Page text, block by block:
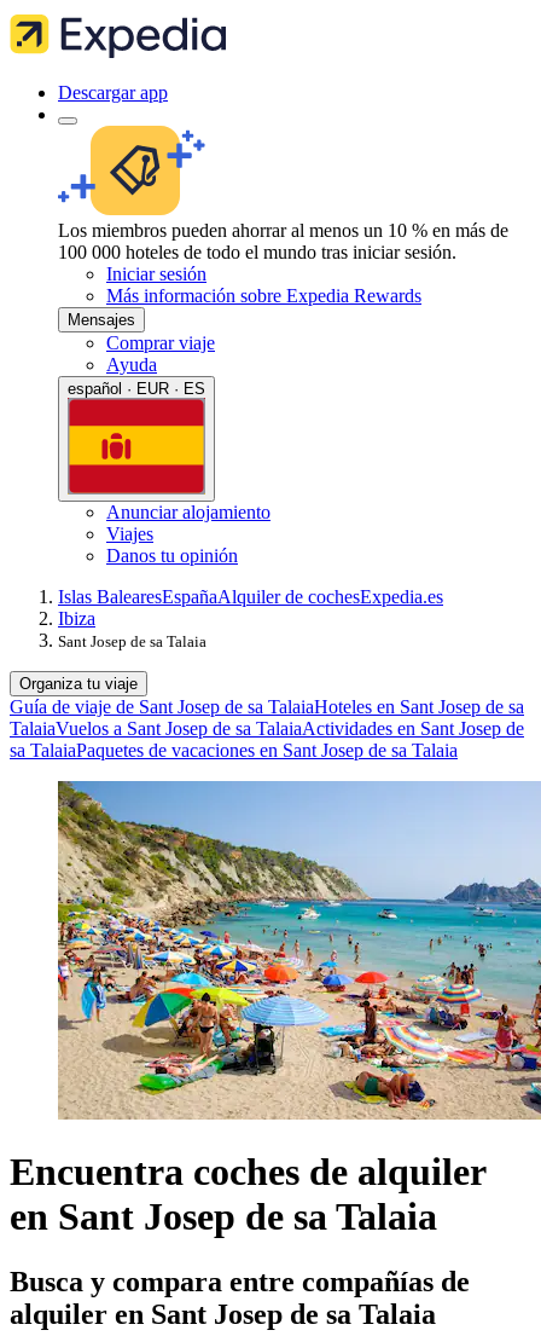
Descargar app
Los miembros pueden ahorrar al menos un 10 % en más de
100 000 hoteles de todo el mundo tras iniciar sesión.
Iniciar sesión
Más información sobre Expedia Rewards
Mensajes
Comprar viaje
Ayuda
español · EUR · ES
Anunciar alojamiento
Viajes
Danos tu opinión
Islas BalearesEspañaAlquiler de cochesExpedia.es
Ibiza
Sant Josep de sa Talaia
Organiza tu viaje
Guía de viaje de Sant Josep de sa TalaiaHoteles en Sant Josep de sa
TalaiaVuelos a Sant Josep de sa TalaiaActividades en Sant Josep de
sa TalaiaPaquetes de vacaciones en Sant Josep de sa Talaia
Encuentra coches de alquiler
en Sant Josep de sa Talaia
Busca y compara entre compañías de
alquiler en Sant Josep de sa Talaia